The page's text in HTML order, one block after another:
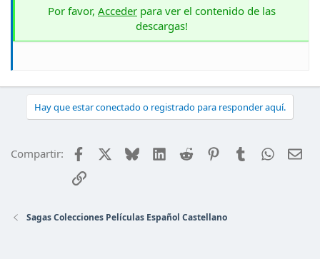
Por favor, Acceder para ver el contenido de las
descargas!
Hay que estar conectado o registrado para responder aquí.
Compartir: Facebook BlueskyLinkedIn
Reddit PinterestTumblr
Enlace
Sagas Colecciones Películas Español Castellano